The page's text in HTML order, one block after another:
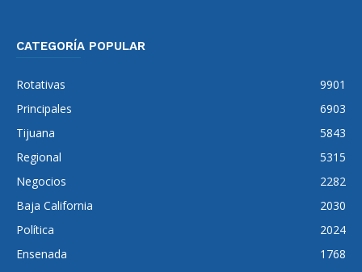
CATEGORÍA POPULAR
Rotativas
9901
Principales
6903
Tijuana
5843
Regional
5315
Negocios
2282
Baja California
2030
Política
2024
Ensenada
1768